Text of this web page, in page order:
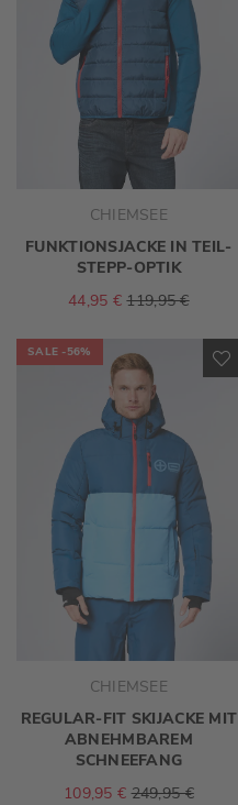
CHIEMSEE
FUNKTIONSJACKE IN TEIL-
STEPP-OPTIK
44,95 € 119,95 €
SALE -56%
CHIEMSEE
REGULAR-FIT SKIJACKE MIT
ABNEHMBAREM
SCHNEEFANG
109,95 € 249,95 €